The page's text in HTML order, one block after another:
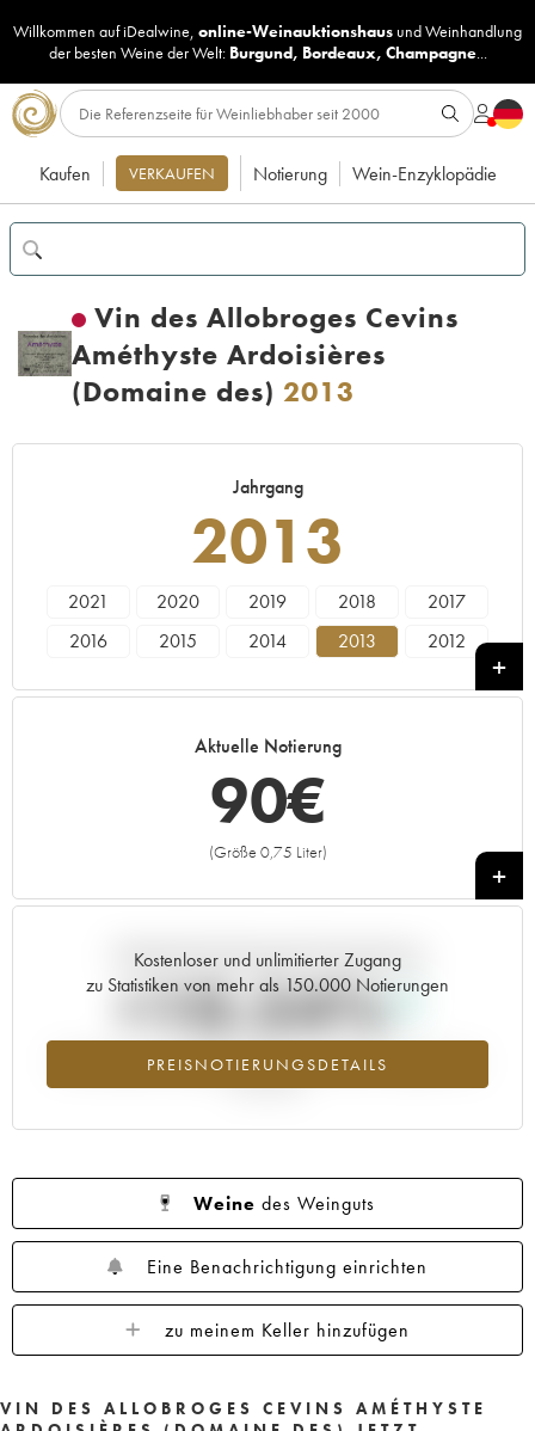
Willkommen auf iDealwine, online-Weinauktionshaus undWeinhandlung
der besten Weine der Welt: Burgund, Bordeaux, Champagne...
Kaufen VERKAUFEN Notierung Wein-Enzyklopädie
Vin des Allobroges Cevins
Améthyste Ardoisières
(Domaine des) 2013
Jahrgang
2013
2021 2020 2019 2018
2017
2016
2015 2014 2013
2012
Aktuelle Notierung
90€
(Größe 0,75 Liter)
+
Kostenloser und unlimitierter Zugang
zu Statistiken von mehr als 150.000 Notierungen
PREISNOTIERUNGSDETAILS
Aktuelle Entwicklung der Preisnotierung
+10.54%
Preisanstiegs des Jahrgangs 2013 im Jahr 2026 im Vergleich zum
Weine des Weinguts
Eine Benachrichtigung einrichten
zu meinem Keller hinzufügen
VIN DES ALLOBROGES CEVINS AMÉTHYSTE